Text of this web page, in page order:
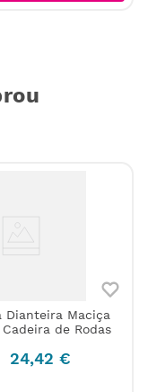
Dianteira Maciça
de Rodas
24,42 €